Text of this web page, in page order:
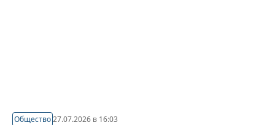
Общество27.07.2026 в 16:03